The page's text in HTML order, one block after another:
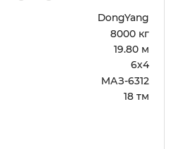
DongYang
8000 кг
19.80 м
6х4
МАЗ-6312
18 тм